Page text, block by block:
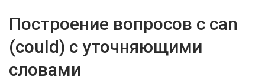
Построение вопросов с can
(could) с уточняющими
словами